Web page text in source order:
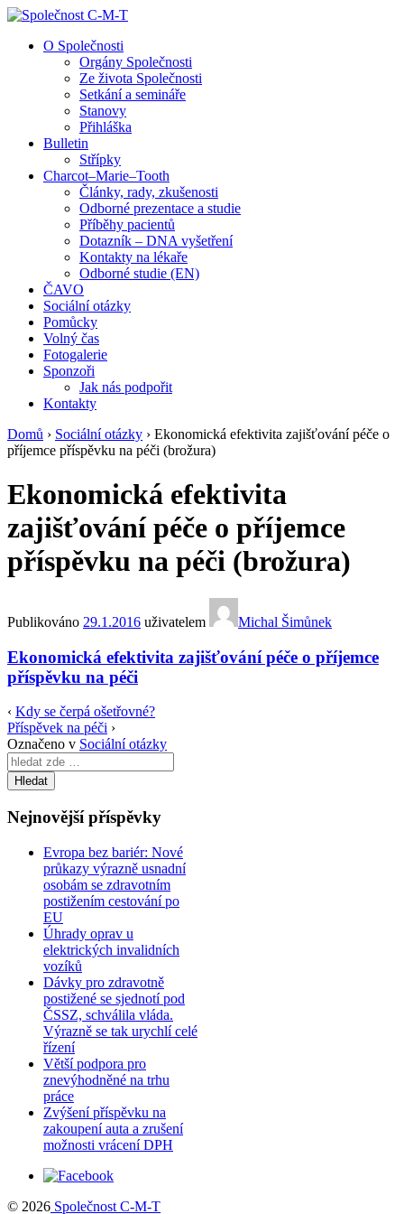
↓
O Společnosti
Orgány Společnosti
Ze života Společnosti
Setkání a semináře
Stanovy
Přihláška
Bulletin
Střípky
Charcot–Marie–Tooth
Články, rady, zkušenosti
Odborné prezentace a studie
Příběhy pacientů
Dotazník – DNA vyšetření
Kontakty na lékaře
Odborné studie (EN)
ČAVO
Sociální otázky
Pomůcky
Volný čas
Fotogalerie
Sponzoři
Jak nás podpořit
Kontakty
Domů › Sociální otázky › Ekonomická efektivita zajišťování péče o
příjemce příspěvku na péči (brožura)
Ekonomická efektivita
zajišťování péče o příjemce
příspěvku na péči (brožura)
Publikováno 29.1.2016 uživatelem Michal Šimůnek
Ekonomická efektivita zajišťování péče o příjemce
příspěvku na péči
‹ Kdy se čerpá ošetřovné?
Příspěvek na péči ›
Označeno v Sociální otázky
Search
for:
Nejnovější příspěvky
Evropa bez bariér: Nové
průkazy výrazně usnadní
osobám se zdravotním
postižením cestování po
EU
Úhrady oprav u
elektrických invalidních
vozíků
Dávky pro zdravotně
postižené se sjednotí pod
ČSSZ, schválila vláda.
Výrazně se tak urychlí celé
řízení
Větší podpora pro
znevýhodněné na trhu
práce
Zvýšení příspěvku na
zakoupení auta a zrušení
možnosti vrácení DPH
© 2026 Společnost C-M-T